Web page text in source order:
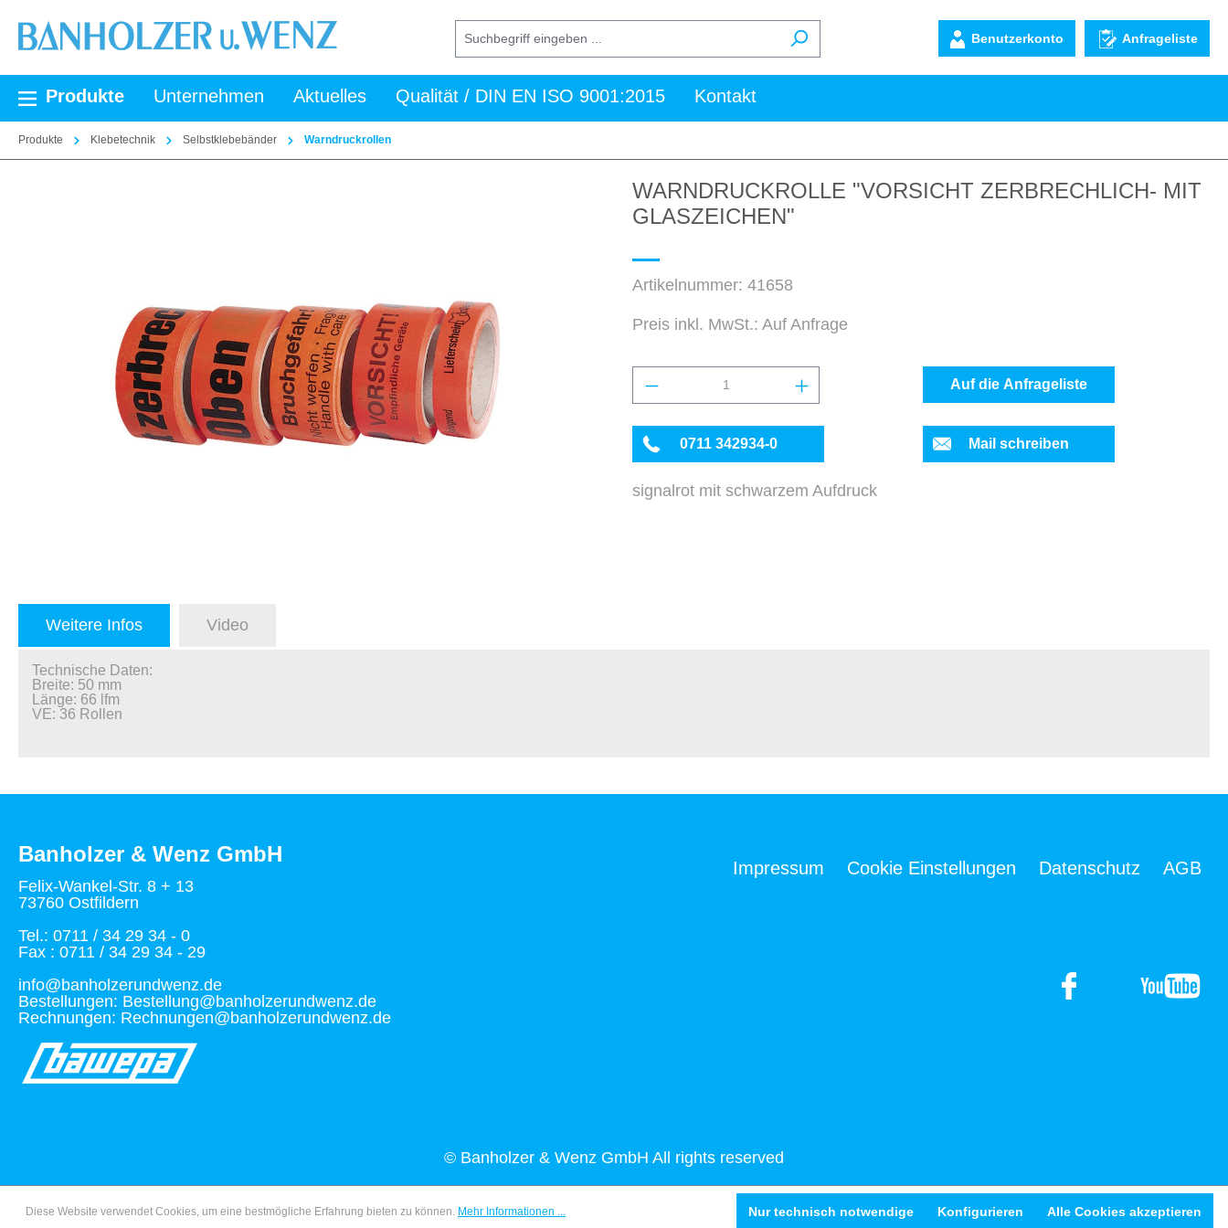
Zur Hauptnavigation springen
Benutzerkonto Anfrageliste
Produkte Unternehmen Aktuelles Qualität / DIN EN ISO 9001:2015 Kontakt
Produkte Klebetechnik Selbstklebebänder Warndruckrollen
WARNDRUCKROLLE "VORSICHT ZERBRECHLICH- MIT
GLASZEICHEN"
Artikelnummer: 41658
Preis inkl. MwSt.: Auf Anfrage
Produkt Anzahl: Gib den gewünschten Wert ein oder
Auf die Anfrageliste
0711 342934-0 Mail schreiben
signalrot mit schwarzem Aufdruck
Weitere Infos Video
Technische Daten:
Breite: 50 mm
Länge: 66 lfm
VE: 36 Rollen
Banholzer & Wenz GmbH
Felix-Wankel-Str. 8 + 13
73760 Ostfildern
Tel.: 0711 / 34 29 34 - 0
Fax : 0711 / 34 29 34 - 29
info@banholzerundwenz.de
Bestellungen: Bestellung@banholzerundwenz.de
Rechnungen: Rechnungen@banholzerundwenz.de
Impressum Cookie Einstellungen Datenschutz AGB
© Banholzer & Wenz GmbH All rights reserved
Diese Website verwendet Cookies, um eine bestmögliche Erfahrung bieten zu können. Mehr Informationen ... Nur technisch notwendige Konfigurieren Alle Cookies akzeptieren